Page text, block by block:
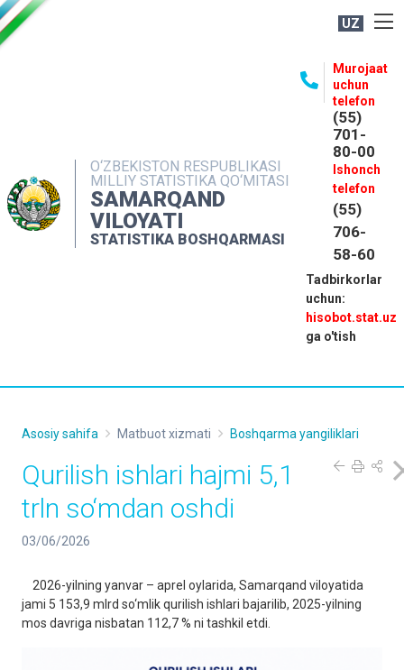
UZ
O‘ZBEKISTON RESPUBLIKASI
MILLIY STATISTIKA QO‘MITASI
SAMARQAND
VILOYATI
STATISTIKA BOSHQARMASI
Murojaat
uchun
telefon
(55)
701-
80-00
Ishonch
telefon
(55)
706-
58-60
Tadbirkorlar
uchun:
hisobot.stat.uz
ga o'tish
MATBUOT XIZMATI
MUROJAATLAR
KONTAKTLAR
Asosiy sahifa Matbuot xizmati Boshqarma yangiliklari
Qurilish ishlari hajmi 5,1
trln so‘mdan oshdi
03/06/2026
2026-yilning yanvar – aprel oylarida, Samarqand viloyatida
jami 5 153,9 mlrd so‘mlik qurilish ishlari bajarilib, 2025-yilning
mos davriga nisbatan 112,7 % ni tashkil etdi.